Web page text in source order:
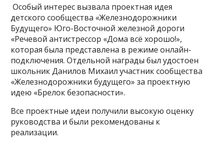
Особый интерес вызвала проектная идея
детского сообщества «Железнодорожники
Будущего» Юго-Восточной железной дороги
«Речевой антистрессор «Дома всё хорошо!»,
которая была представлена в режиме онлайн-
подключения. Отдельной награды был удостоен
школьник Данилов Михаил участник сообщества
«Железнодорожники будущего» за проектную
идею «Брелок безопасности».
Все проектные идеи получили высокую оценку
руководства и были рекомендованы к
реализации.